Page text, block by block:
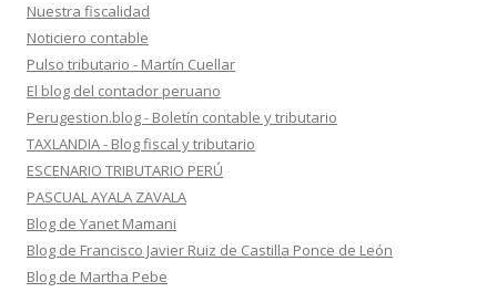
Nuestra fiscalidad
Noticiero contable
Pulso tributario - Martín Cuellar
El blog del contador peruano
Perugestion.blog - Boletín contable y tributario
TAXLANDIA - Blog fiscal y tributario
ESCENARIO TRIBUTARIO PERÚ
PASCUAL AYALA ZAVALA
Blog de Yanet Mamani
Blog de Francisco Javier Ruiz de Castilla Ponce de León
Blog de Martha Pebe